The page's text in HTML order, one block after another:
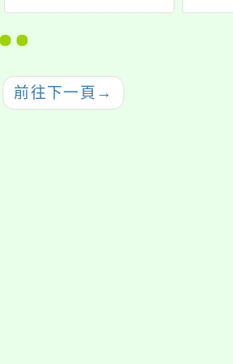
「宮城縣國際教育交
流說明會」桃園場
前往下一頁 →